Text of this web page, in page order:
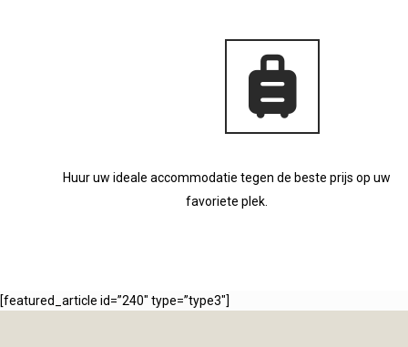
Huur uw ideale accommodatie tegen de beste prijs op uw
favoriete plek.
[featured_article id=”240″ type=”type3″]